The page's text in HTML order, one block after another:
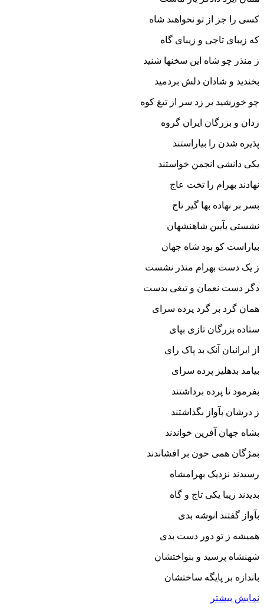
کسى را جز از تو نخواهند شاه
که زیباى تاجى و زیباى گاه‏
ز منذر چو شاه این سخنها شنید
بخندید و شادان دلش بردمید
چو خورشید بر زد سر از تیغ کوه
ردان و بزرگان ایران گروه‏
پذیره شدن را بیاراستند
یکى دانشى انجمن خواستند
نهادند بهرام را تخت عاج
بسر بر نهاده بها گیر تاج‏
نشستى بآیین شاهنشهان
بیاراست کو بود شاه جهان‏
ز یک دست بهرام منذر نشست
دگر دست نعمان و تیغى بدست‏
همان گرد بر گرد پرده سراى
ستاده بزرگان تازى بپاى‏
از ایرانیان آنک بد پاک راى
بیامد بدهلیز پرده سراى‏
بفرمود تا پرده برداشتند
ز درشان بآواز بگذاشتند
بشاه جهان آفرین خواندند
بمژگان همى خون بر افشاندند
رسیدند نزدیک بهرامشاه
بدیدند زیبا یکى تاج و گاه‏
بآواز گفتند انوشه بدى
همیشه ز تو دور دست بدى‏
شهنشاه پرسید و بنواختشان
باندازه بر پایگه ساختشان‏
نمایش بیشتر